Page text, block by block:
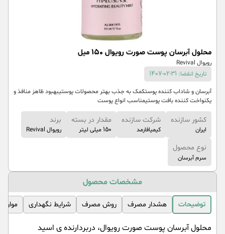
محلول آبرسان پوست صورت رویوال 150 میل
رویوال Revival
تاریخ انقضا: 31-02-1407
آبرسان و شاداب کننده پوستکمک به جذب بهتر محصولات پوستیبهبود ظاهز منافذ و
یکنواخت کننده بافت پوستیمناسب انواع پوست
کشور سازنده
ایران
شرکت سازنده
کیمیافارمد
مقدار در بسته
150 میلی لیتر
برند
رویوال Revival
نوع محصول
سرم آبرسان
مشخصات محصول
توضیحات هشدار مصرف روش مصرف شرایط نگهداری
محلول آبرسان پوست صورت رویوال، دربردارنده ی اسید